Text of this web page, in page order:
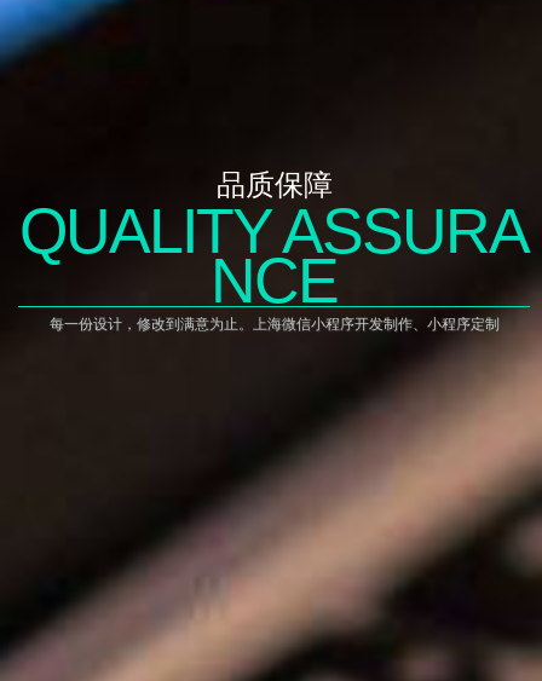
品质保障
QUALITY ASSURA
NCE
每一份设计，修改到满意为止。上海微信小程序开发制作、小程序定制